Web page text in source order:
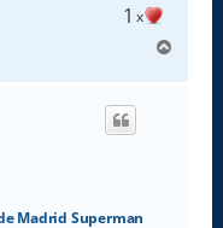
1 x
r
Madrid Superman